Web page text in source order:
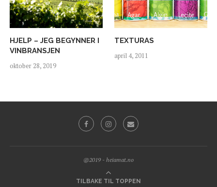
HJELP – JEG BEGYNNER I
VINBRANSJEN
oktober 28, 2019
TEXTURAS
april 4, 2011
@2019 - heiamat.no
TILBAKE TIL TOPPEN